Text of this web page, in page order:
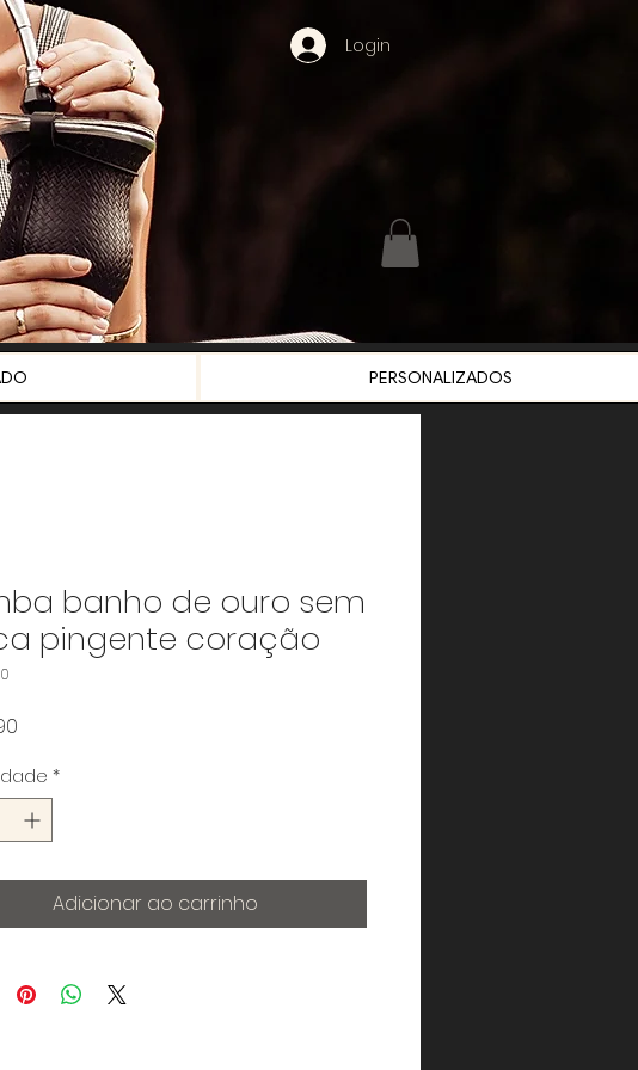
Login
PERSONALIZADOS
banho de ouro sem
pingente coração
*
Adicionar ao carrinho